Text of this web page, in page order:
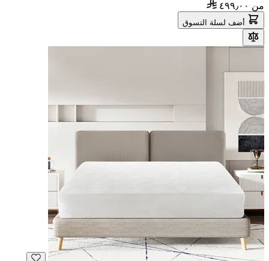
من ٤٩٩٫٠٠
أضف لسلة التسوق